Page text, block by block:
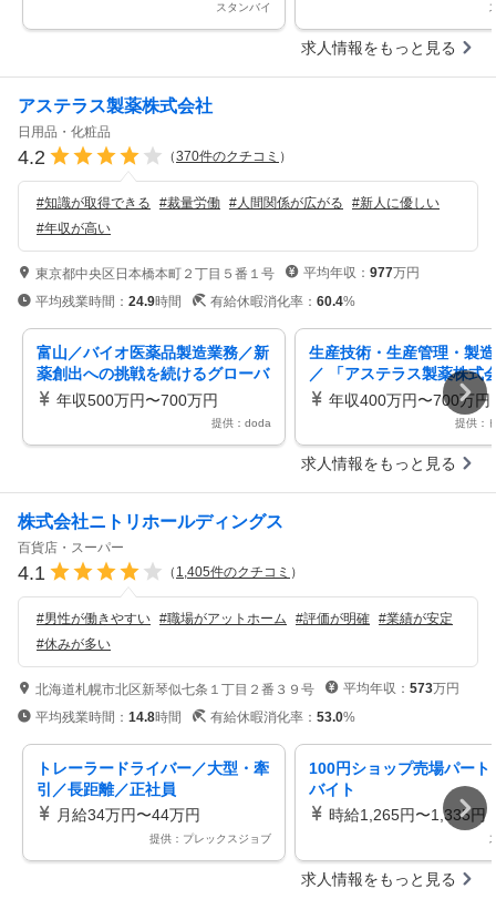
スタンバイ
求人情報をもっと見る
アステラス製薬株式会社
日用品・化粧品
4.2 （370件のクチコミ ）
#知識が取得できる #裁量労働 #人間関係が広がる #新人に優しい
#年収が高い
東京都中央区日本橋本町２丁目５番１号 平均年収： 977万円
平均残業時間： 24.9時間 有給休暇消化率： 60.4%
富山／バイオ医薬品製造業務／新
薬創出への挑戦を続けるグローバ
ル企業
年収500万円〜700万円
提供：doda
生産技術・生産管理・製
／ 「アステラス製薬株式
抗体製造職 ／ Assiciate
Associate／ Biopharma
年収400万円〜700万円
提供：
求人情報をもっと見る
株式会社ニトリホールディングス
百貨店・スーパー
4.1 （ 1,405件のクチコミ ）
#男性が働きやすい #職場がアットホーム #評価が明確 #業績が安定
#休みが多い
北海道札幌市北区新琴似七条１丁目２番３９号 平均年収： 573万円
平均残業時間： 14.8時間 有給休暇消化率： 53.0%
トレーラードライバー／大型・牽
引／長距離／正社員
月給34万円〜44万円
提供：プレックスジョブ
100円ショップ売場パート
バイト
時給1,265円〜1,335円
求人情報をもっと見る